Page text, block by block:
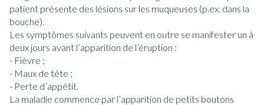
patient présente des lésions sur les muqueuses (p.ex. dans la
bouche).
Les symptômes suivants peuvent en outre se manifester un à
deux jours avant l’apparition de l’éruption :
- Fièvre ;
- Maux de tête ;
- Perte d’appétit.
La maladie commence par l’apparition de petits boutons